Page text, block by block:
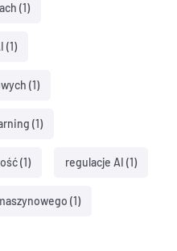
(1)
(1)
(1)
(1)
(1) regulacje AI (1)
(1)